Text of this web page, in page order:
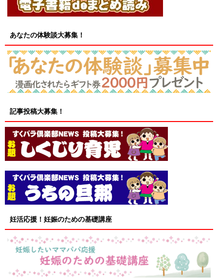
あなたの体験談大募集！
記事投稿大募集！
妊活応援！妊娠のための基礎講座